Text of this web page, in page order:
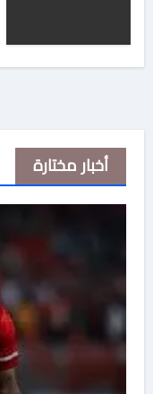
أخبار مختارة